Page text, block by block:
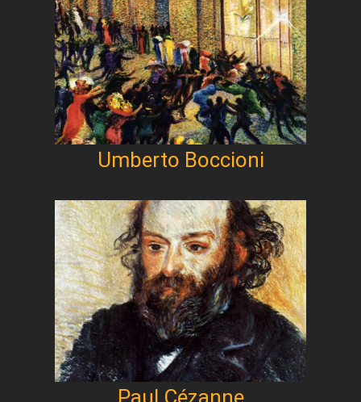
Umberto Boccioni
Paul Cézanne